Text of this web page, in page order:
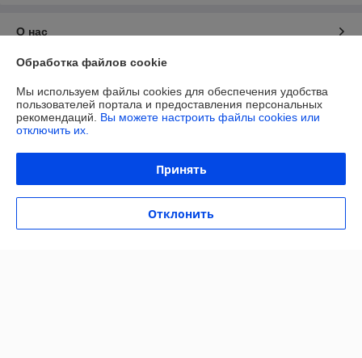
О нас
Контакты
Доставка и оплата
Политика обработки cookies
Сайт создан на платформе Deal.by
Обработка файлов cookie
Мы используем файлы cookies для обеспечения удобства
пользователей портала и предоставления персональных
рекомендаций. Вы можете настроить файлы cookies или
отключить их.
Принять
Отклонить